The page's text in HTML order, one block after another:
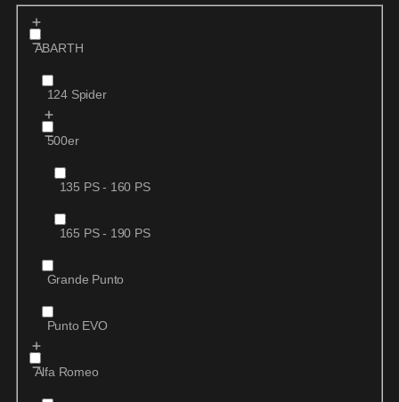
ABARTH
124 Spider
500er
135 PS - 160 PS
165 PS - 190 PS
Grande Punto
Punto EVO
Alfa Romeo